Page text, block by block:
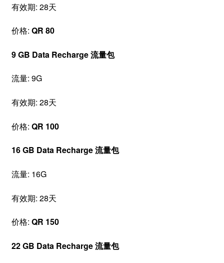
有效期: 28天
价格: QR 80
9 GB Data Recharge 流量包
流量: 9G
有效期: 28天
价格: QR 100
16 GB Data Recharge 流量包
流量: 16G
有效期: 28天
价格: QR 150
22 GB Data Recharge 流量包